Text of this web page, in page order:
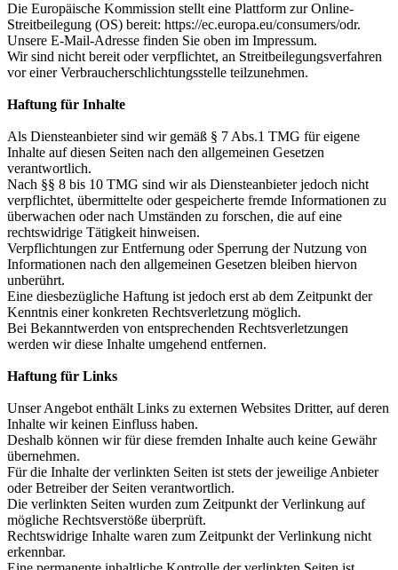
Die Europäische Kommission stellt eine Plattform zur Online-
Streitbeilegung (OS) bereit: https://ec.europa.eu/consumers/odr.
Unsere E-Mail-Adresse finden Sie oben im Impressum.
Wir sind nicht bereit oder verpflichtet, an Streitbeilegungsverfahren
vor einer Verbraucherschlichtungsstelle teilzunehmen.
Haftung für Inhalte
Als Diensteanbieter sind wir gemäß § 7 Abs.1 TMG für eigene
Inhalte auf diesen Seiten nach den allgemeinen Gesetzen
verantwortlich.
Nach §§ 8 bis 10 TMG sind wir als Diensteanbieter jedoch nicht
verpflichtet, übermittelte oder gespeicherte fremde Informationen zu
überwachen oder nach Umständen zu forschen, die auf eine
rechtswidrige Tätigkeit hinweisen.
Verpflichtungen zur Entfernung oder Sperrung der Nutzung von
Informationen nach den allgemeinen Gesetzen bleiben hiervon
unberührt.
Eine diesbezügliche Haftung ist jedoch erst ab dem Zeitpunkt der
Kenntnis einer konkreten Rechtsverletzung möglich.
Bei Bekanntwerden von entsprechenden Rechtsverletzungen
werden wir diese Inhalte umgehend entfernen.
Haftung für Links
Unser Angebot enthält Links zu externen Websites Dritter, auf deren
Inhalte wir keinen Einfluss haben.
Deshalb können wir für diese fremden Inhalte auch keine Gewähr
übernehmen.
Für die Inhalte der verlinkten Seiten ist stets der jeweilige Anbieter
oder Betreiber der Seiten verantwortlich.
Die verlinkten Seiten wurden zum Zeitpunkt der Verlinkung auf
mögliche Rechtsverstöße überprüft.
Rechtswidrige Inhalte waren zum Zeitpunkt der Verlinkung nicht
erkennbar.